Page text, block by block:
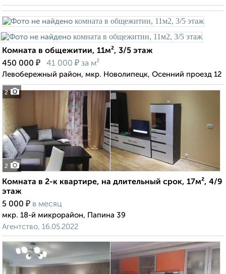
2
Комната в общежитии, 11м², 3/5 этаж
450 000 ₽ 41 000 ₽ за м²
Левобережный район, мкр. Новолипецк, Осенний проезд 12
2
Комната в 2-к квартире, на длительный срок, 17м², 4/9
этаж
5 000 ₽ в месяц
мкр. 18-й микрорайон, Папина 39
Агентство, 16.05.2022